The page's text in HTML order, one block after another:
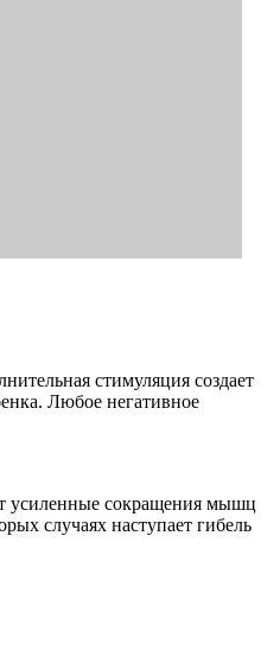
стимуляция создает
Любое негативное
усиленные сокращения мышц
случаях наступает гибель